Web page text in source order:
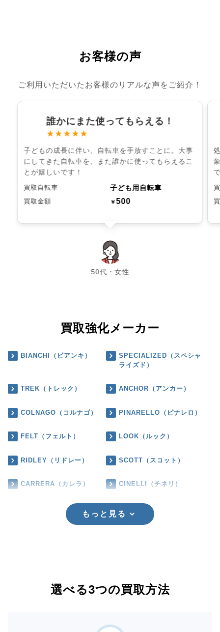
お客様の声
ご利用いただいたお客様のリアルな声をご紹介！
誰かにまた使ってもらえる！
★★★★★
子どもの成長に伴い、自転車を手放すことに。大事
にしてきた自転車を、また誰かに使ってもらえるこ
とが嬉しいです！
買取自転車 子ども用自転車
買取金額 ￥500
50代・女性
chevron_left chevron_right
買取強化メーカー
BIANCHI（ビアンキ）
SPECIALIZED（スペシャ
ライズド）
TREK（トレック） ANCHOR（アンカー）
COLNAGO（コルナゴ） PINARELLO（ピナレロ）
FELT（フェルト） LOOK（ルック）
RIDLEY（リドレー） SCOTT（スコット）
CARRERA（カレラ） CINELLI（チネリ）
もっと見る
選べる3つの買取方法